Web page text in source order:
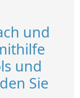
und
und
Sie